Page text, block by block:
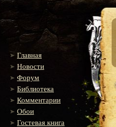
Главная
Новости
Форум
Библиотека
Комментарии
Обои
Гостевая книга